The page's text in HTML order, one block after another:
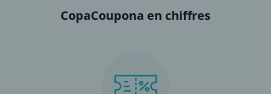
CopaCoupona en chiffres